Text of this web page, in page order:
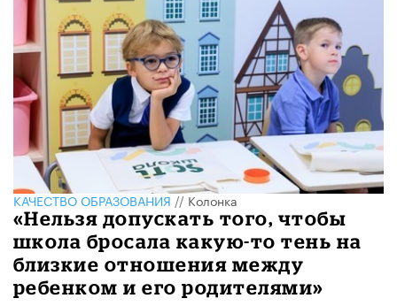
КАЧЕСТВО ОБРАЗОВАНИЯ//Колонка
«Нельзя допускать того, чтобы
школа бросала какую-то тень на
близкие отношения между
ребенком и его родителями»